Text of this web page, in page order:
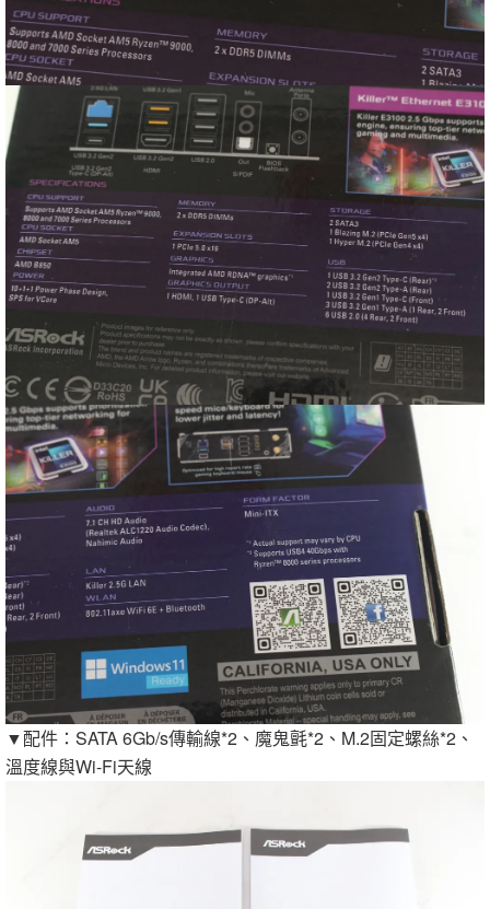
▼配件：SATA 6Gb/s傳輸線*2、魔鬼氈*2、M.2固定螺絲*2、
溫度線與Wi-Fi天線